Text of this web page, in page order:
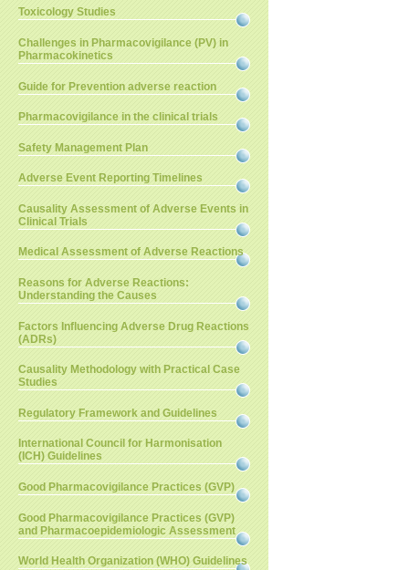
Toxicology Studies
Challenges in Pharmacovigilance (PV) in
Pharmacokinetics
Guide for Prevention adverse reaction
Pharmacovigilance in the clinical trials
Safety Management Plan
Adverse Event Reporting Timelines
Causality Assessment of Adverse Events in
Clinical Trials
Medical Assessment of Adverse Reactions
Reasons for Adverse Reactions:
Understanding the Causes
Factors Influencing Adverse Drug Reactions
(ADRs)
Causality Methodology with Practical Case
Studies
Regulatory Framework and Guidelines
International Council for Harmonisation
(ICH) Guidelines
Good Pharmacovigilance Practices (GVP)
Good Pharmacovigilance Practices (GVP)
and Pharmacoepidemiologic Assessment
World Health Organization (WHO) Guidelines